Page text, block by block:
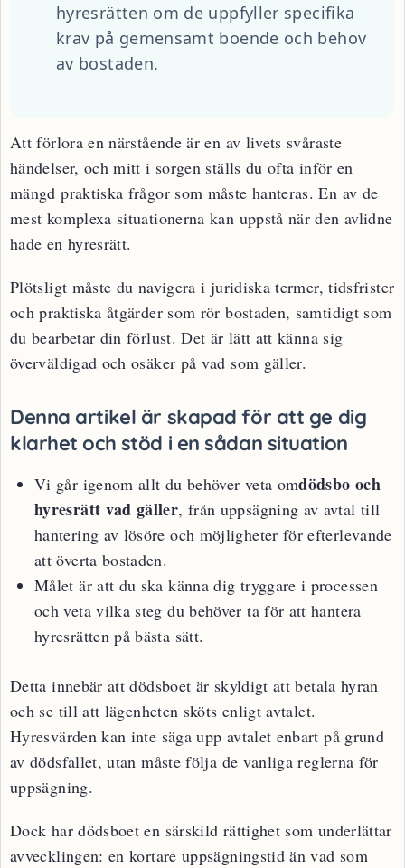
hyresrätten om de uppfyller specifika
krav på gemensamt boende och behov
av bostaden.
Att förlora en närstående är en av livets svåraste
händelser, och mitt i sorgen ställs du ofta inför en
mängd praktiska frågor som måste hanteras. En av de
mest komplexa situationerna kan uppstå när den avlidne
hade en hyresrätt.
Plötsligt måste du navigera i juridiska termer, tidsfrister
och praktiska åtgärder som rör bostaden, samtidigt som
du bearbetar din förlust. Det är lätt att känna sig
överväldigad och osäker på vad som gäller.
Denna artikel är skapad för att ge dig
klarhet och stöd i en sådan situation
Vi går igenom allt du behöver veta omdödsbo och
hyresrätt vad gäller, från uppsägning av avtal till
hantering av lösöre och möjligheter för efterlevande
att överta bostaden.
Målet är att du ska känna dig tryggare i processen
och veta vilka steg du behöver ta för att hantera
hyresrätten på bästa sätt.
Detta innebär att dödsboet är skyldigt att betala hyran
och se till att lägenheten sköts enligt avtalet.
Hyresvärden kan inte säga upp avtalet enbart på grund
av dödsfallet, utan måste följa de vanliga reglerna för
uppsägning.
Dock har dödsboet en särskild rättighet som underlättar
avvecklingen: en kortare uppsägningstid än vad som